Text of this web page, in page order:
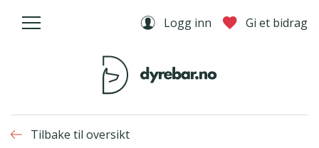
Logg inn Gi et bidrag
Tilbake til oversikt